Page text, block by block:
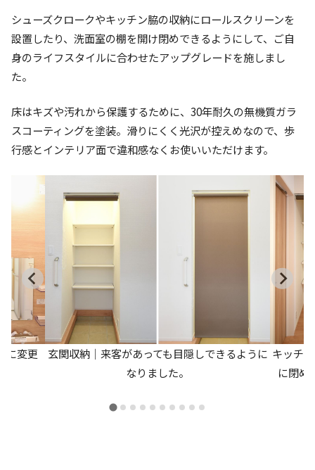
シューズクロークやキッチン脇の収納にロールスクリーンを
設置したり、洗面室の棚を開け閉めできるようにして、ご自
身のライフスタイルに合わせたアップグレードを施しまし
た。
床はキズや汚れから保護するために、30年耐久の無機質ガラ
スコーティングを塗装。滑りにくく光沢が控えめなので、歩
行感とインテリア面で違和感なくお使いいただけます。
に変更
玄関収納｜来客があっても目隠しできるように
なりました。
キッチ
に閉め